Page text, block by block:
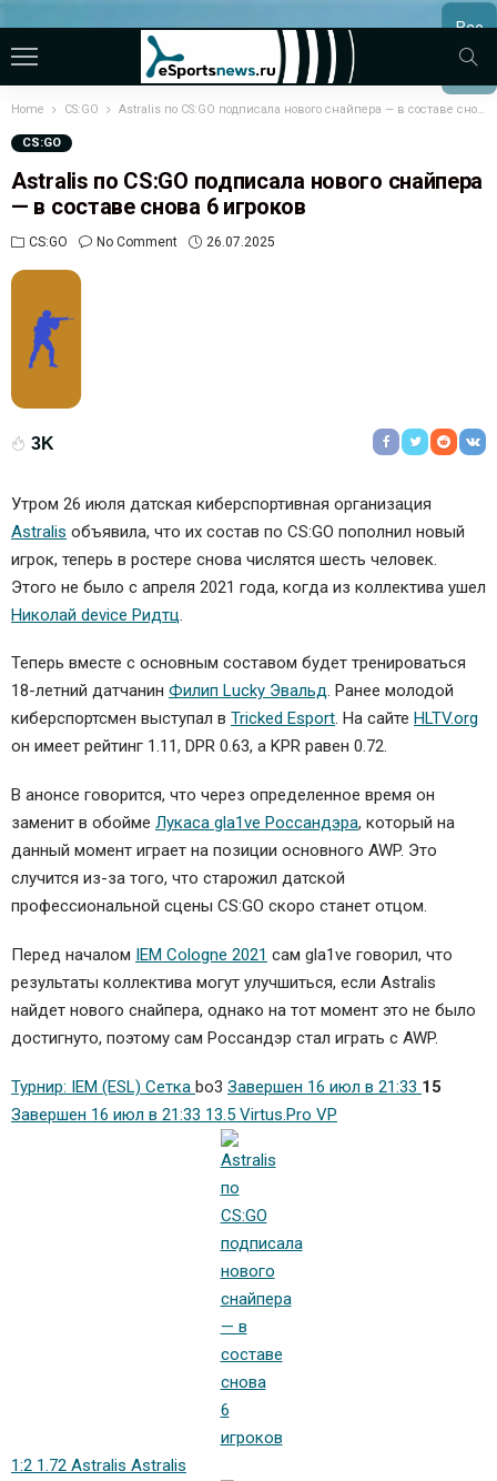
Все
МАТЧИ
Home CS:GO Astralis по CS:GO подписала нового снайпера — в составе снова 6 игроков
CS:GO
Astralis по CS:GO подписала нового снайпера
— в составе снова 6 игроков
CS:GO No Comment 26.07.2025
3K
Утром 26 июля датская киберспортивная организация
Astralis объявила, что их состав по CS:GO пополнил новый
игрок, теперь в ростере снова числятся шесть человек.
Этого не было с апреля 2021 года, когда из коллектива ушел
Николай device Ридтц
Теперь вместе с основным составом будет тренироваться
18-летний датчанин Филип Lucky Эвальд. Ранее молодой
киберспортсмен выступал в Tricked Esport. На сайте HLTV.org
он имеет рейтинг 1.11, DPR 0.63, а KPR равен 0.72.
В анонсе говорится, что через определенное время он
заменит в обойме Лукаса gla1ve Россандэра, который на
данный момент играет на позиции основного AWP. Это
случится из-за того, что старожил датской
профессиональной сцены CS:GO скоро станет отцом.
Перед началом IEM Cologne 2021 сам gla1ve говорил, что
результаты коллектива могут улучшиться, если Astralis
найдет нового снайпера, однако на тот момент это не было
достигнуто, поэтому сам Россандэр стал играть с AWP.
Турнир: IEM (ESL) Сетка bo3 Завершен 16 июл в 21:33 15
Завершен 16 июл в 21:33 13.5 Virtus.Pro VP
1:2 1.72 Astralis Astralis